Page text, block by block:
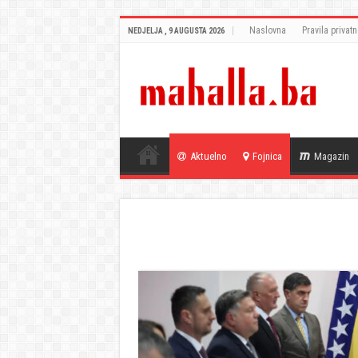
NEDJELJA , 9 AUGUSTA 2026 Naslovna Pravila
Aktuelno Fojnica Magazin